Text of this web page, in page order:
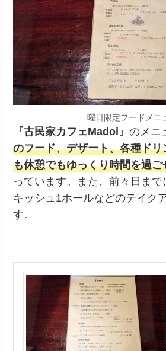
曜日限定フードメニ
『古民家カフェMadoi』のメニ
のフード、デザート、各種ド
も休憩でもゆっくり時間を過
っています。また、前々日まで
キッシュ1ホールなどのテイク
す。